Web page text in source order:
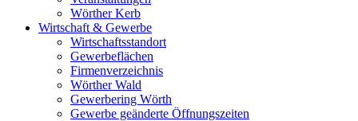
Wörther Kerb
Wirtschaft & Gewerbe
Wirtschaftsstandort
Gewerbeflächen
Firmenverzeichnis
Wörther Wald
Gewerbering Wörth
Gewerbe geänderte Öffnungszeiten